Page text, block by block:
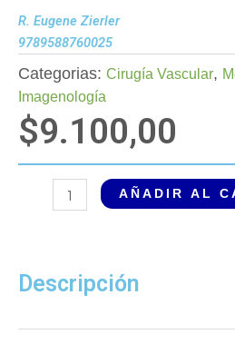
R. Eugene Zierler
9789588760025
Categorias: Cirugía Vascular,
Imagenología
$9.100,00
Ecografía
Doppler
Color
AÑADIR AL
Descripción